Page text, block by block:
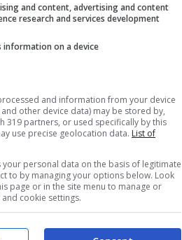
Mania: ecco
glamour
unghie color
and content, advertising and content
research and services development
information on a device
and information from your device
other device data) may be stored by,
319 partners, or used specifically by this
use precise geolocation data. List of
personal data on the basis of legitimate
to by managing your options below. Look
page or in the site menu to manage or
cookie settings.